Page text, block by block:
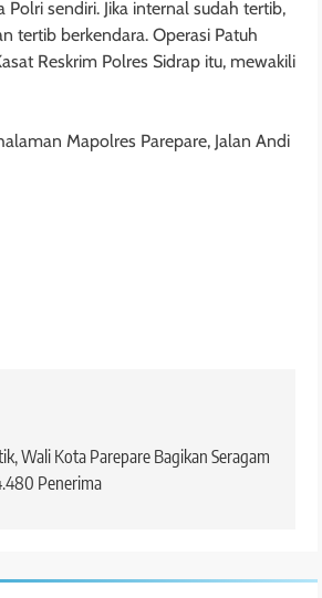
sendiri. Jika internal sudah tertib,
tertib berkendara. Operasi Patuh
Reskrim Polres Sidrap itu, mewakili
Mapolres Parepare, Jalan Andi
Wali Kota Parepare Bagikan Seragam
Penerima